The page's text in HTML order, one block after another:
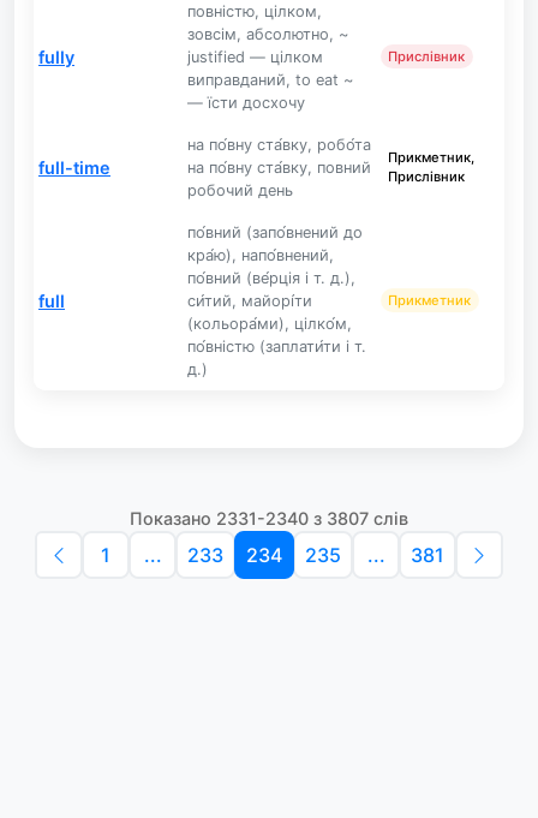
fully
повністю, цілком,
зовсім, абсолютно, ~
justified — цілком
виправданий, to eat ~
— їсти досхочу
Прислівник
full-time
на по́вну ста́вку, робо́та
на по́вну ста́вку, повний
робочий день
Прикметник,
Прислівник
full
по́вний (запо́внений до
кра́ю), напо́внений,
по́вний (ве́рція і т. д.),
си́тий, майорі́ти
(кольора́ми), цілко́м,
по́вністю (заплати́ти і т.
д.)
Прикметник
Показано 2331-2340 з 3807 слів
1 ... 233 234 235 ... 381